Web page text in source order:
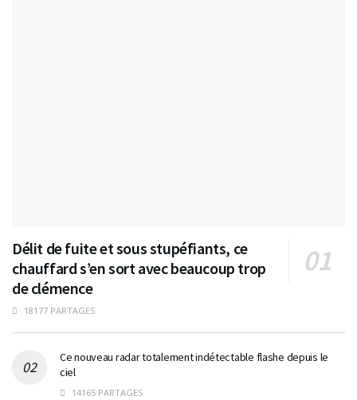
Délit de fuite et sous stupéfiants, ce
chauffard s’en sort avec beaucoup trop
de clémence
18177 PARTAGES
Ce nouveau radar totalement indétectable flashe depuis le
ciel
14165 PARTAGES